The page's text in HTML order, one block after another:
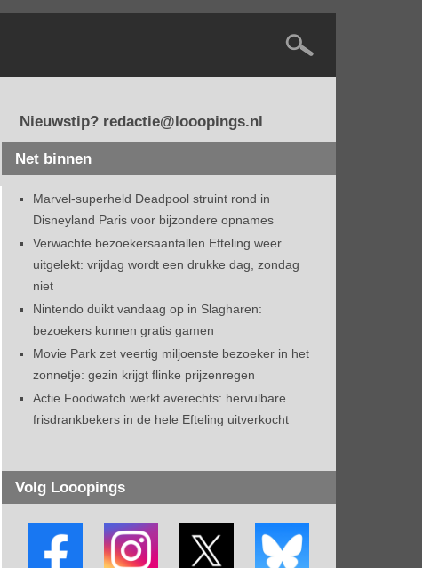
Nieuwstip? redactie@looopings.nl
Net binnen
Marvel-superheld Deadpool struint rond in
Disneyland Paris voor bijzondere opnames
Verwachte bezoekersaantallen Efteling weer
uitgelekt: vrijdag wordt een drukke dag, zondag
niet
Nintendo duikt vandaag op in Slagharen:
bezoekers kunnen gratis gamen
Movie Park zet veertig miljoenste bezoeker in het
zonnetje: gezin krijgt flinke prijzenregen
Actie Foodwatch werkt averechts: hervulbare
frisdrankbekers in de hele Efteling uitverkocht
Volg Looopings